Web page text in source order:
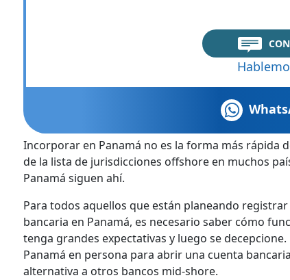
Incorporar en Panamá no es la forma más rápida
de la lista de jurisdicciones offshore en muchos
Panamá siguen ahí.
Para todos aquellos que están planeando
bancaria en Panamá, es necesario saber cómo
tenga grandes expectativas y luego se
Panamá en persona para abrir una cuenta
alternativa a otros bancos mid-shore.